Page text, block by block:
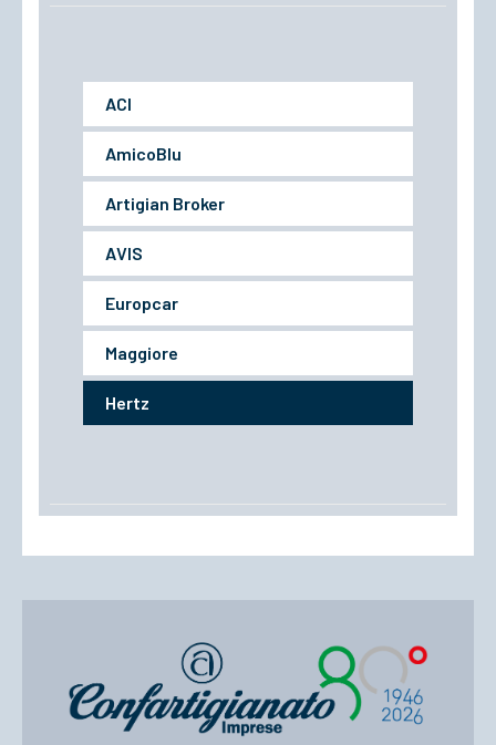
ACI
AmicoBlu
Artigian Broker
AVIS
Europcar
Maggiore
Hertz